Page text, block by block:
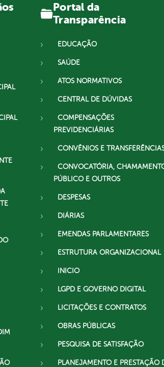
Portal da
Transparência
EDUCAÇÃO
SAÚDE
ATOS NORMATIVOS
CENTRAL DE DÚVIDAS
COMPENSAÇÕES
PREVIDENCIÁRIAS
CONVÊNIOS E
CONVOCATÓRIA,
PÚBLICO E OUTROS
DESPESAS
DIÁRIAS
EMENDAS PARLAMENTARES
ESTRUTURA ORGANIZACIONAL
INICIO
LGPD E GOVERNO DIGITAL
LICITAÇÕES E CONTRATOS
OBRAS PÚBLICAS
PESQUISA DE SATISFAÇÃO
PLANEJAMENTO E PRESTAÇÃO